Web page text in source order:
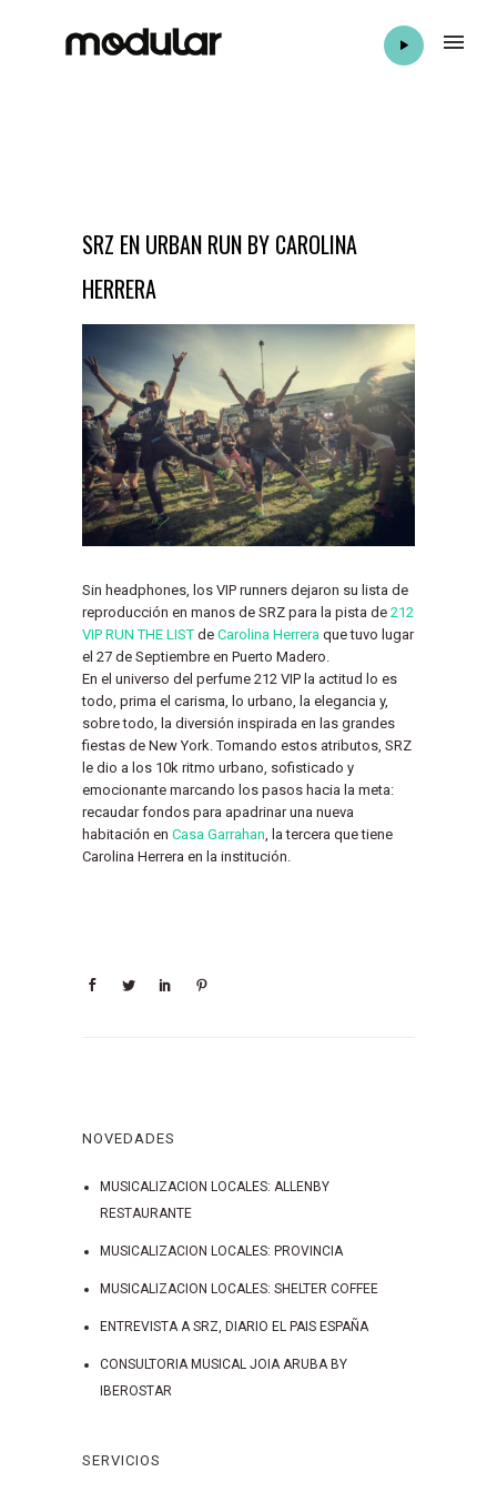
SRZ EN URBAN RUN BY CAROLINA
HERRERA
Sin headphones, los VIP runners dejaron su lista de
reproducción en manos de SRZ para la pista de 212
VIP RUN THE LIST de Carolina Herrera que tuvo lugar
el 27 de Septiembre en Puerto Madero.
En el universo del perfume 212 VIP la actitud lo es
todo, prima el carisma, lo urbano, la elegancia y,
sobre todo, la diversión inspirada en las grandes
fiestas de New York. Tomando estos atributos, SRZ
le dio a los 10k ritmo urbano, sofisticado y
emocionante marcando los pasos hacia la meta:
recaudar fondos para apadrinar una nueva
habitación en Casa Garrahan , la tercera que tiene
Carolina Herrera en la institución.
NOVEDADES
MUSICALIZACION LOCALES: ALLENBY
RESTAURANTE
MUSICALIZACION LOCALES: PROVINCIA
MUSICALIZACION LOCALES: SHELTER COFFEE
ENTREVISTA A SRZ, DIARIO EL PAIS ESPAÑA
CONSULTORIA MUSICAL JOIA ARUBA BY
IBEROSTAR
SERVICIOS